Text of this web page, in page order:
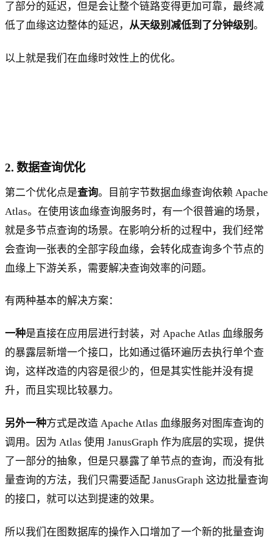
了部分的延迟，但是会让整个链路变得更加可靠，最终减
低了血缘这边整体的延迟， 从天级别减低到了分钟级别 。
以上就是我们在血缘时效性上的优化。
2. 数据查询优化
第二个优化点是查询。目前字节数据血缘查询依赖 Apache
Atlas。在使用该血缘查询服务时，有一个很普遍的场景，
就是多节点查询的场景。在影响分析的过程中，我们经常
会查询一张表的全部字段血缘，会转化成查询多个节点的
血缘上下游关系，需要解决查询效率的问题。
有两种基本的解决方案：
一种是直接在应用层进行封装，对 Apache Atlas 血缘服务
的暴露层新增一个接口，比如通过循环遍历去执行单个查
询，这样改造的内容是很少的，但是其实性能并没有提
升，而且实现比较暴力。
另外一种方式是改造 Apache Atlas 血缘服务对图库查询的
调用。因为 Atlas 使用 JanusGraph 作为底层的实现，提供
了一部分的抽象，但是只暴露了单节点的查询，而没有批
量查询的方法，我们只需要适配 JanusGraph 这边批量查询
的接口，就可以达到提速的效果。
所以我们在图数据库的操作入口增加了一个新的批量查询